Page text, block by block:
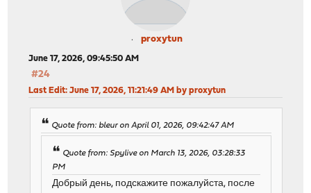
proxytun
June 17, 2026, 09:45:50 AM
#24
Last Edit: June 17, 2026, 11:21:49 AM by proxytun
Quote from: bleur on April 01, 2026, 09:42:47 AM
Quote from: Spylive on March 13, 2026, 03:28:33
PM
Добрый день, подскажите пожалуйста, после